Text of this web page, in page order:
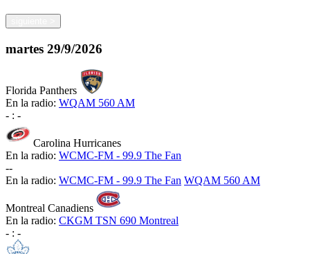
martes 29/9/2026
Florida Panthers
En la radio: WQAM 560 AM
- : -
Carolina Hurricanes
En la radio: WCMC-FM - 99.9 The Fan
--
En la radio: WCMC-FM - 99.9 The Fan WQAM 560 AM
Montreal Canadiens
En la radio: CKGM TSN 690 Montreal
- : -